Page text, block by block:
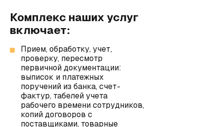
Комплекс наших услуг
включает:
Прием, обработку, учет,
проверку, пересмотр
первичной документации:
выписок и платежных
поручений из банка, счет-
фактур, табелей учета
рабочего времени сотрудников,
копий договоров с
поставщиками, товарные